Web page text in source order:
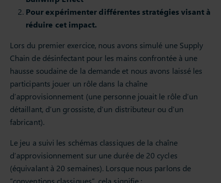
Pour expérimenter différentes stratégies visant à
réduire cet impact.
Lors du premier exercice, nous avons simulé une Supply
Chain de désinfectant pour les mains confrontée à une
hausse soudaine de la demande et nous avons laissé les
participants jouer un rôle dans la chaîne
d’approvisionnement (une personne jouait le rôle d’un
détaillant, d’un grossiste, d’un distributeur ou d’un
fabricant).
Le jeu a suivi les schémas classiques de la chaîne
d’approvisionnement sur une durée de 20 cycles
(équivalant à 20 semaines). Lorsque nous parlons de
“conventions classiques”, cela signifie :